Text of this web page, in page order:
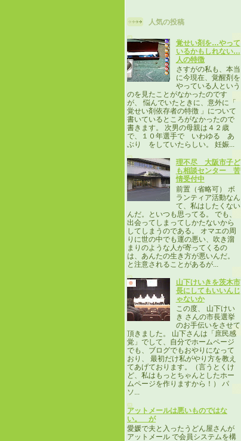
人気の投稿
覚せい剤を…やって
いるかもしれない…
人の特徴
さすがの私も、本当
に今現在、覚醒剤を
やっている人という
のを見たことがなかったのです
が、 悩んでいたときに、意外に「
覚せい剤依存者の特徴 」について
書いているところがなかったので
書きます。 次男の母親は４２歳
で、１０年選手で いわゆる あ
ぶり をしていたらしい。 妊娠...
理不尽 大阪市子ど
も相談センター 苦
情受付中
前置（省略可） ボ
ランティア活動なん
て、私はしたくない
んだ。といつも思ってる。 でも、
出会ってしまってしかたないから
してしまうのである。 オマエの周
りに世の中でも運の悪い、吹き溜
まりのような人が寄ってくるの
は、あんたの生き方が悪いんだ。
と注意されることがあるが...
山下けいきを茨木市
長にしてもいいんじ
ゃないか
この度、 山下けい
き さんの市長選挙
のお手伝いをさせて
頂きました。 山下さんは「庶民感
覚」でして、自分でホームページ
でも、ブログでもおやりになって
おり、 最初だけ私がやり方を教え
てあげております。（言うとくけ
ど、私はもっとちゃんとしたホー
ムページを作りますから！） パ
ソ...
アットメールは悪いものではな
い。 が
愛媛で夫と入ったうどん屋さんが
アットメール で会員システムを構